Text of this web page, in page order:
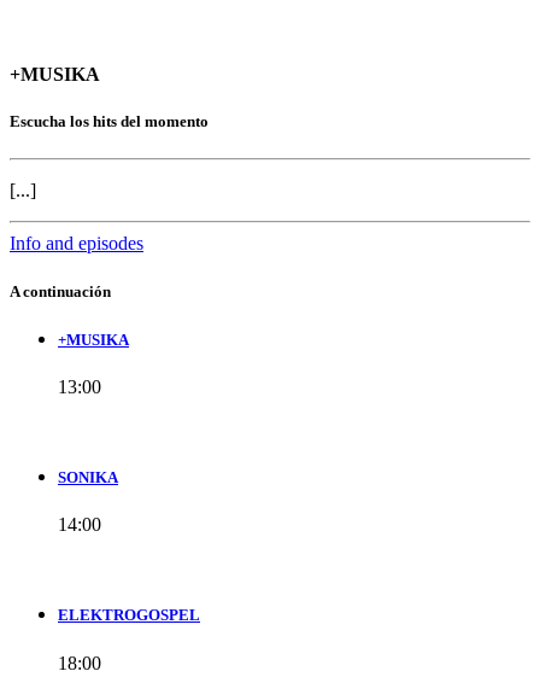
+MUSIKA
Escucha los hits del momento
[...]
Info and episodes
A continuación
+MUSIKA
13:00
SONIKA
14:00
ELEKTROGOSPEL
18:00